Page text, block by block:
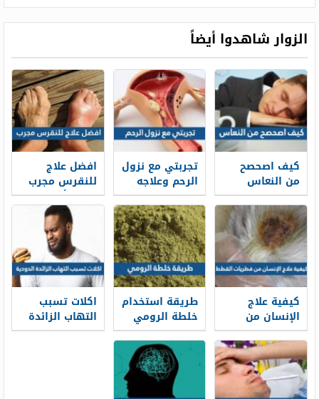
الزوار شاهدوا أيضاً
كيف اصحصح
من النعاس
تجربتي مع نزول
الرحم وعلاجه
بالاعشاب
افضل علاج
للنقرس مجرب
2026 وأهم
أعراض الإصابة
بمرض النقرس
كيفية علاج
الإنسان من
فطريات القطط
طريقة استخدام
خلطة الرومي
لعلاج العين
والحسد
بالتفصيل
اكلات تسبب
التهاب الزائدة
الدودية